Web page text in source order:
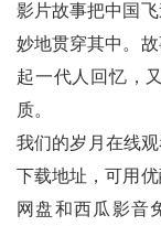
影片故事把中国
妙地贯穿其中。
起一代人回忆，
质。
我们的岁月在线
下载地址，可用
网盘和西瓜影音